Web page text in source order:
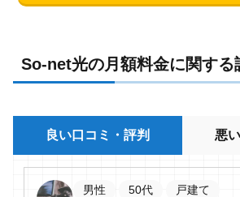
So-net光の月額料金に関する
良い口コミ・評判 悪
男性 50代
戸建て